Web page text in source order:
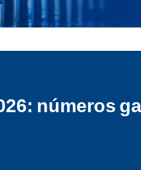
números